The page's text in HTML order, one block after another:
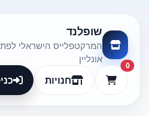
שופלנד
המרקטפלייס הישראלי
אונליין
0
חנויות